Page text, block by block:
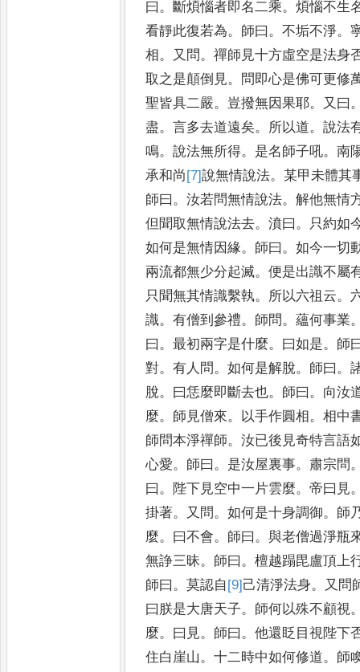
曰。 斷煩惱者即名二乘。煩惱不生
看靜此復若為。 師曰。不垢不淨。
相。 又 問。禪師見十方虛空是法身
取之是顛倒見。
問即心是佛可更修
聖皆具二嚴。 豈撥無因果耶。 又曰
盡。言多去道遠矣。 所以道。說法
鳴。說法無所得。 是名師子吼。南
承和尚[7]說無情說法。某甲未體其
師曰。汝若問無情說法。解他無情
但聞取無情說法去。濆曰。
只約如
如何是無情因緣。 師曰。如今一切
兩流都無少分起滅。便是出識不屬
只聞無其情識繫執。 所以六祖云。
識。有僧到參禮。 師問。蘊何事業
曰。最初兩字是什麼。 曰如是。 師
對。有人問。如何是解脫。 師曰。
脫。 曰恁麼即斷去也。 師曰。 向汝
麼。 師見僧來。 以手作圓相。相中
師問本淨禪師。汝已後見奇特言語
心愛。 師曰。 是汝屋裏事。 肅宗問
曰。 陛下見空中一片雲麼。帝曰 見
掛著。 又問。如何是十身調御。 師
麼。 曰不會。 師曰。與老僧過淨瓶
無諍三昧。 師曰。檀越蹋毘盧頂上
師曰。莫認自[9]己清淨法身。
又問
曰朕是大唐天子。 師何以殊不顧視
麼。 曰見。 師曰。他還眨目視陛下
住白崖山。十二時中如何修道。 師